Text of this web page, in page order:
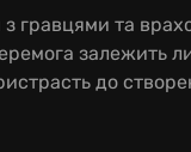
та
залежить
до